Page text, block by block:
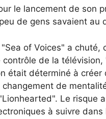
le lancement de son
de gens savaient au
of ​​Voices" a
de la
était déterminé à
de
Le risque
à suivre